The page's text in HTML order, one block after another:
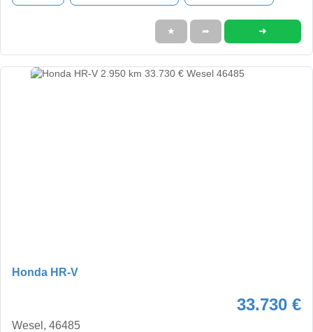
★ ➦ ➜
Honda HR-V
33.730 €
Wesel, 46485